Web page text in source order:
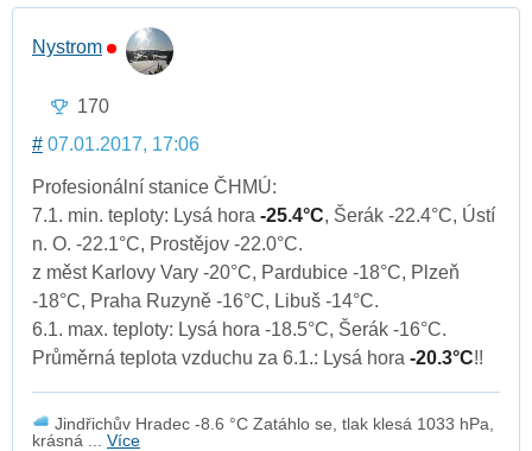
Nystrom
170
# 07.01.2017, 17:06
Profesionální stanice ČHMÚ:
7.1. min. teploty: Lysá hora -25.4°C, Šerák -22.4°C, Ústí
n. O. -22.1°C, Prostějov -22.0°C.
z měst Karlovy Vary -20°C, Pardubice -18°C, Plzeň
-18°C, Praha Ruzyně -16°C, Libuš -14°C.
6.1. max. teploty: Lysá hora -18.5°C, Šerák -16°C.
Průměrná teplota vzduchu za 6.1.: Lysá hora -20.3°C!!
Jindřichův Hradec -8.6 °C Zatáhlo se, tlak klesá 1033 hPa,
krásná ... Více